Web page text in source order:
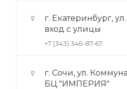
г. Екатеринбург,
вход с улицы
+7 (343) 346-87-67
г. Сочи, ул.
БЦ "ИМПЕРИЯ"